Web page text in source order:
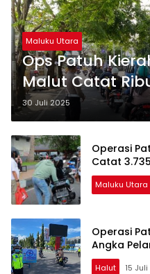
Maluku Utara
Ops Patuh
Malut Catat
Terjaring
30 Juli 2025
Operasi
Catat
Maluku Utara
Operasi
Angka
Halut 15